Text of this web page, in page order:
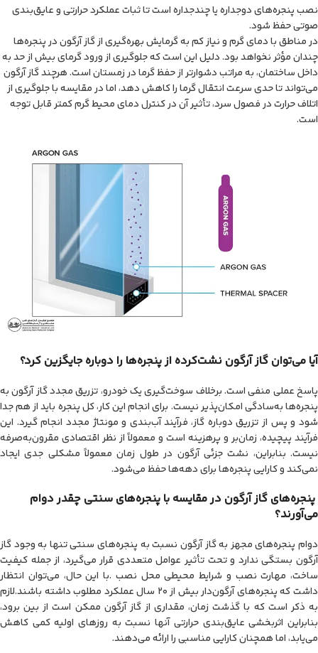
نصب پنجره‌های دوجداره یا چندجداره است تا ثبات عملکرد حرارتی و عایق‌بندی
صوتی حفظ شود.
در مناطق با دمای گرم و نیاز کم به گرمایش بهره‌گیری از گاز آرگون در پنجره‌ها
چندان مؤثر نخواهد بود. دلیل این است که جلوگیری از ورود گرمای بیش از حد به
داخل ساختمان، به مراتب دشوارتر از حفظ گرما در زمستان است. هرچند گاز آرگون
می‌تواند تا حدی سرعت انتقال گرما را کاهش دهد، اما در مقایسه با جلوگیری از
اتلاف حرارت در فصول سرد، تأثیر آن در کنترل دمای محیط گرم کمتر قابل توجه
است.
آیا می‌توان گاز آرگون نشت‌کرده از پنجره‌ها را دوباره جایگزین کرد؟
پاسخ عملی منفی است. برخلاف سوخت‌گیری یک خودرو، تزریق مجدد گاز آرگون به
پنجره‌ها به‌سادگی امکان‌پذیر نیست. برای انجام این کار، کل پنجره باید از هم جدا
شود و پس از تزریق دوباره گاز، فرآیند آب‌بندی و مونتاژ مجدد انجام گیرد. این
فرآیند پیچیده، زمان‌بر و پرهزینه است و معمولاً از نظر اقتصادی مقرون‌به‌صرفه
نیست. بنابراین، نشت جزئی آرگون در طول زمان معمولاً مشکلی جدی ایجاد
نمی‌کند و کارایی پنجره‌ها برای دهه‌ها حفظ می‌شود.
پنجره‌های گاز آرگون در مقایسه با پنجره‌های سنتی چقدر دوام
می‌آورند؟
دوام پنجره‌های مجهز به گاز آرگون نسبت به پنجره‌های سنتی تنها به وجود گاز
آرگون بستگی ندارد و تحت تأثیر عوامل متعددی قرار می‌گیرد، از جمله کیفیت
ساخت، مهارت نصب و شرایط محیطی محل نصب .با این حال، می‌توان انتظار
داشت که پنجره‌های آرگون‌دار بیش از ۲۰ سال عملکرد مطلوب داشته باشند.لازم
به ذکر است که با گذشت زمان، مقداری از گاز آرگون ممکن است از بین برود،
بنابراین اثربخشی عایق‌بندی حرارتی آنها نسبت به روزهای اولیه کمی کاهش
می‌یابد، اما همچنان کارایی مناسبی را ارائه می‌دهند.